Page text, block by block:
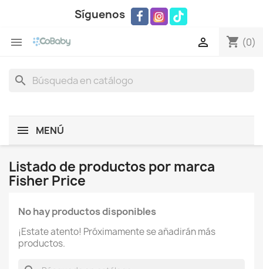
Síguenos
 shopping_cart (0)

search
MENÚ
Listado de productos por marca
Fisher Price
No hay productos disponibles
¡Estate atento! Próximamente se añadirán más
productos.